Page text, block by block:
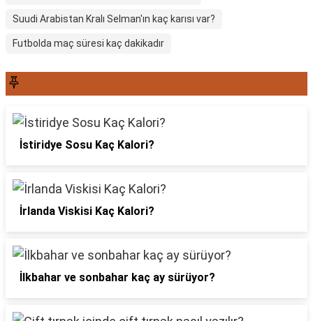
Suudi Arabistan Kralı Selman'ın kaç karısı var?
Futbolda maç süresi kaç dakikadır
İstiridye Sosu Kaç Kalori?
İrlanda Viskisi Kaç Kalori?
İlkbahar ve sonbahar kaç ay sürüyor?